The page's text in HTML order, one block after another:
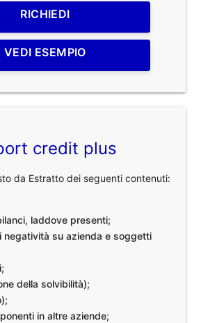
RICHIEDI
VEDI ESEMPIO
credit plus
da Estratto dei seguenti contenuti:
laddove presenti;
negatività su azienda e soggetti
della solvibilità);
in altre aziende;